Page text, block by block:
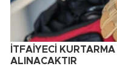
İTFAİYECİ
ALINACAKTIR